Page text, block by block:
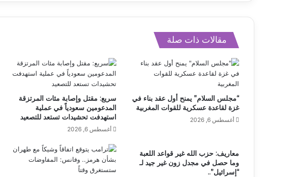
مقالات ذات صلة
“مجلس السلام” يمنح أول عقد بناء في
غزة لقاعدة عسكرية للقوات المغربية
أغسطس 6, 2026
سريع: مقتل وإصابة مئات المرتزقة
المدعومين سعودياً في عملية
استهدفت تحشيدات تستعد للتصعيد
أغسطس 6, 2026
معاريف: حزب الله غير قواعد اللعبة
وما حصل في مجدل زون غير جيد لـ
“إسرائيل”..